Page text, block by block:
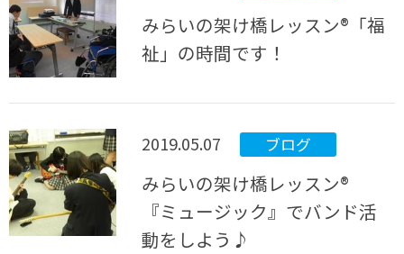
みらいの架け橋レッスン®「福
祉」の時間です！
2019.05.07 ブログ
みらいの架け橋レッスン®
『ミュージック』でバンド活
動をしよう♪